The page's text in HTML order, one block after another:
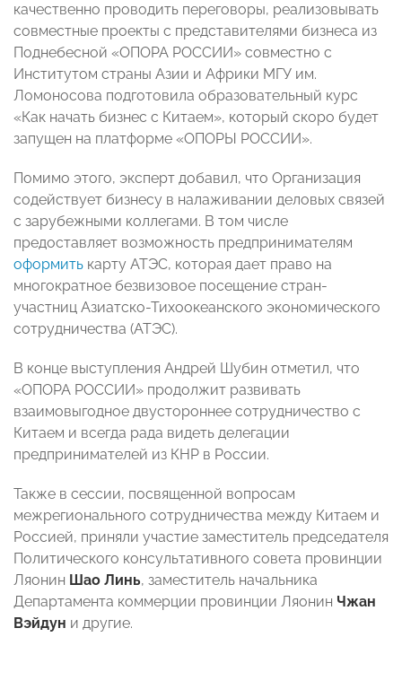
качественно проводить переговоры, реализовывать
совместные проекты с представителями бизнеса из
Поднебесной «ОПОРА РОССИИ» совместно с
Институтом страны Азии и Африки МГУ им.
Ломоносова подготовила образовательный курс
«Как начать бизнес с Китаем», который скоро будет
запущен на платформе «ОПОРЫ РОССИИ».
Помимо этого, эксперт добавил, что Организация
содействует бизнесу в налаживании деловых связей
с зарубежными коллегами. В том числе
предоставляет возможность предпринимателям
оформить карту АТЭС, которая дает право на
многократное безвизовое посещение стран-
участниц Азиатско-Тихоокеанского экономического
сотрудничества (АТЭС).
В конце выступления Андрей Шубин отметил, что
«ОПОРА РОССИИ» продолжит развивать
взаимовыгодное двустороннее сотрудничество с
Китаем и всегда рада видеть делегации
предпринимателей из КНР в России.
Также в сессии, посвященной вопросам
межрегионального сотрудничества между Китаем и
Россией, приняли участие заместитель председателя
Политического консультативного совета провинции
Ляонин Шао Линь, заместитель начальника
Департамента коммерции провинции Ляонин Чжан
Вэйдун и другие.